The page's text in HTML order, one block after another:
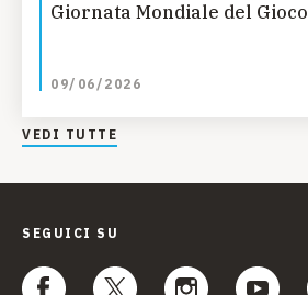
Giornata Mondiale del Gioco
09/06/2026
VEDI TUTTE
SEGUICI SU